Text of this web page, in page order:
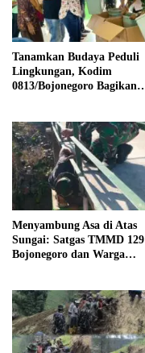
Tanamkan Budaya Peduli
Lingkungan, Kodim
0813/Bojonegoro Bagikan
Menyambung Asa di Atas
Sungai: Satgas TMMD 129
Bojonegoro dan Warga